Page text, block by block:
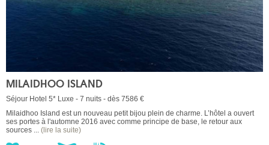
MILAIDHOO ISLAND
Séjour Hotel 5* Luxe - 7 nuits - dès 7586 €
Milaidhoo Island est un nouveau petit bijou plein de charme. L’hôtel a ouvert
ses portes à l'automne 2016 avec comme principe de base, le retour aux
sources ... (lire la suite)